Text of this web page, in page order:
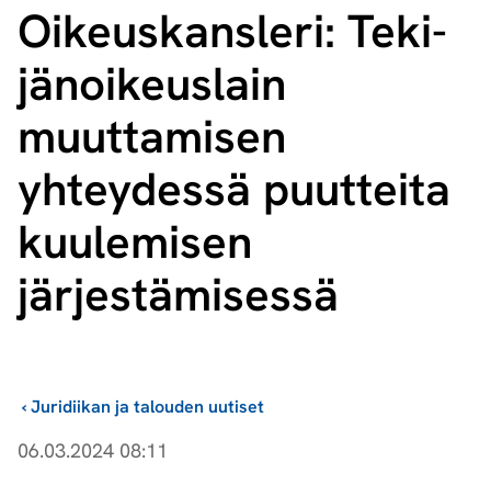
Oikeuskansleri: Te­ki­
jä­noi­keus­lain
muuttamisen
yhteydessä puutteita
kuulemisen
järjestämisessä
Juridiikan ja talouden uutiset
›
06.03.2024 08:11